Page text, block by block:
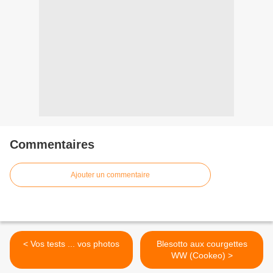
Commentaires
Ajouter un commentaire
< Vos tests ... vos photos
Blesotto aux courgettes
WW (Cookeo) >